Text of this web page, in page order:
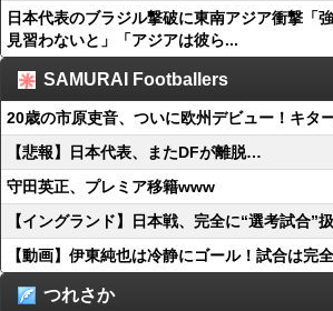
日本代表のブラジル撃破に東南アジア衝撃「
見習わないと」「アジアは彼ら...
SAMURAI Footballers
20歳の市原吏音、ついに欧州デビュー！キタ
【悲報】日本代表、またDFが離脱…
守田英正、プレミア移籍www
【イングランド】日本戦、完全に“選考試合”
【動画】伊東純也は冷静にゴール！試合は完
つれさか